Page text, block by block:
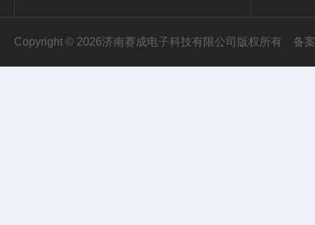
Copyright © 2026济南赛成电子科技有限公司版权所有 备